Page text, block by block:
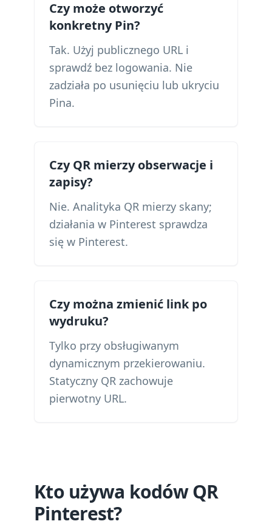
Czy może otworzyć
konkretny Pin?
Tak. Użyj publicznego URL i
sprawdź bez logowania. Nie
zadziała po usunięciu lub ukryciu
Pina.
Czy QR mierzy obserwacje i
zapisy?
Nie. Analityka QR mierzy skany;
działania w Pinterest sprawdza
się w Pinterest.
Czy można zmienić link po
wydruku?
Tylko przy obsługiwanym
dynamicznym przekierowaniu.
Statyczny QR zachowuje
pierwotny URL.
Kto używa kodów QR
Pinterest?